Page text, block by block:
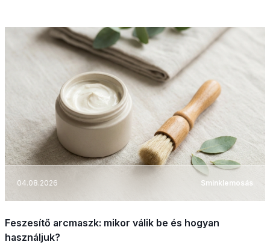
04.08.2026 Sminklemosás
Feszesítő arcmaszk: mikor válik be és hogyan
használjuk?